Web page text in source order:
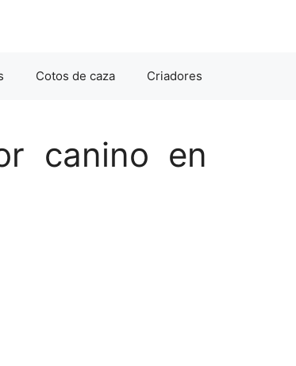
Cotos de caza Criadores
canino en